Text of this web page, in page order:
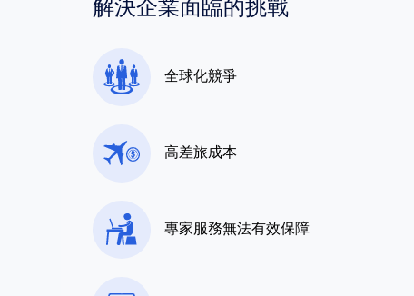
解決企業面臨的挑戰
全球化競爭
高差旅成本
專家服務無法有效保障